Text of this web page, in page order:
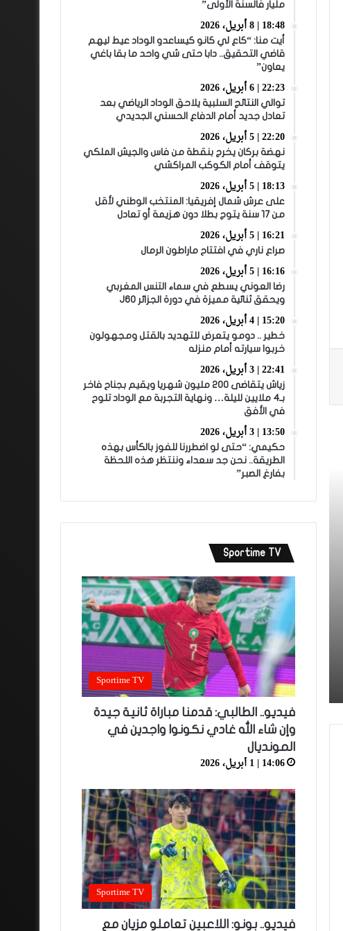
مليار فالسنة الأولى”
18:48 | 8 أبريل، 2026
أيت منا: “كاع لي كانو كيساعدو الوداد عيط ليهم
قاضي التحقيق.. دابا حتى شي واحد ما بقا باغي
يعاون”
22:23 | 6 أبريل، 2026
توالي النتائج السلبية يلاحق الوداد الرياضي بعد
تعادل جديد أمام الدفاع الحسني الجديدي
22:20 | 5 أبريل، 2026
نهضة بركان يخرج بنقطة من فاس والجيش الملكي
يتوقف أمام الكوكب المراكشي
18:13 | 5 أبريل، 2026
على عرش شمال إفريقيا: المنتخب الوطني لأقل
من 17 سنة يتوج بطلا دون هزيمة أو تعادل
16:21 | 5 أبريل، 2026
صراع ناري في افتتاح ماراطون الرمال
16:16 | 5 أبريل، 2026
رضا العوني يسطع في سماء التنس المغربي
ويحقق ثنائية مميزة في دورة الجزائر J60
15:20 | 4 أبريل، 2026
خطير .. دومو يتعرض للتهديد بالقتل ومجهولون
خربوا سيارته أمام منزله
22:41 | 3 أبريل، 2026
زياش يتقاضى 200 مليون شهريا ويقيم بجناح فاخر
بـ4 ملايين لليلة… ونهاية التجربة مع الوداد تلوح
في الأفق
13:50 | 3 أبريل، 2026
حكيمي: “حتى لو اضطررنا للفوز بالكأس بهذه
الطريقة.. نحن جد سعداء وننتظر هذه اللحظة
بفارغ الصبر”
Sportime TV
Sportime TV
فيديو.. الطالبي: قدمنا مباراة ثانية جيدة
وإن شاء الله غادي نكونوا واجدين في
المونديال
14:06 | 1 أبريل، 2026
Sportime TV
فيديو.. بونو: اللاعبين تعاملو مزيان مع